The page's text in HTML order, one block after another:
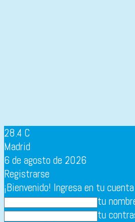
28.4 C
Madrid
6 de agosto de 2026
Registrarse
¡Bienvenido! Ingresa en tu cuenta
tu
tu